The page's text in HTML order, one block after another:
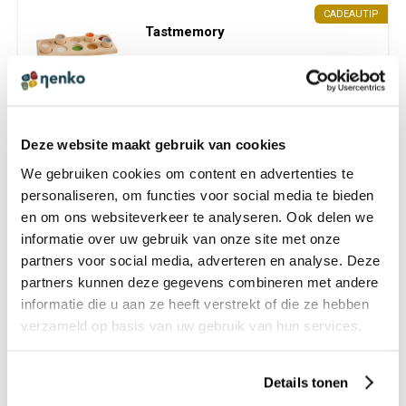
Deze website maakt gebruik van cookies
We gebruiken cookies om content en advertenties te
personaliseren, om functies voor social media te bieden
en om ons websiteverkeer te analyseren. Ook delen we
informatie over uw gebruik van onze site met onze
partners voor social media, adverteren en analyse. Deze
partners kunnen deze gegevens combineren met andere
informatie die u aan ze heeft verstrekt of die ze hebben
verzameld op basis van uw gebruik van hun services.
Details tonen
CADEAUTIP
Tastmemory
Tactiele schijfjes
€ 36,99 incl. BTW
€ 30,57 excl. BTW